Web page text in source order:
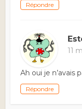
Répondre
11
Ah oui je n’avais
Répondre